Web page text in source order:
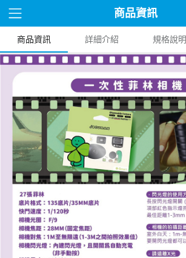
商品資訊
商品資訊 詳細介紹 規格說明